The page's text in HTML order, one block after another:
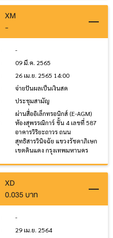
XM
-
-
09 มี.ค. 2565
26 เม.ย. 2565 14:00
จ่ายปันผลเป็นเงินสด
ประชุมสามัญ
ผ่านสื่ออิเล็กทรอนิกส์ (E-AGM)
ห้องสุพรรณิการ์ ชั้น 4 เลขที่ 587
อาคารวิริยะถาวร ถนน
สุทธิสารวินิจฉัย แขวงรัชดาภิเษก
เขตดินแดง กรุงเทพมหานคร
XD
0.035 บาท
-
29 เม.ย. 2564